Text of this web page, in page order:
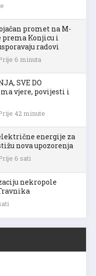
promet na M-
prema Konjicu i
radovi
6 minuta
SVE DO
vjere, povijesti i
42 minute
energije za
nova upozorenja
6 sati
nekropole